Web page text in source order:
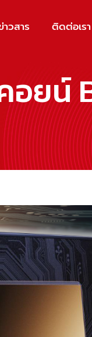
วสาร ติดต่อเรา
ยน์